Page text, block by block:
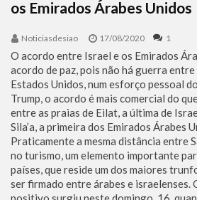
os Emirados Árabes Unidos
Noticiasdesiao 17/08/2020 1
O acordo entre Israel e os Emirados
acordo de paz, pois não há guerra
Estados Unidos, num esforço pessoal
Trump, o acordo é mais comercial do
entre as praias de Eilat, a última de
Sila’a, a primeira dos Emirados Árabes
Praticamente a mesma distância entre
no turismo, um elemento importante
países, que reside um dos maiores
ser firmado entre árabes e israelenses.